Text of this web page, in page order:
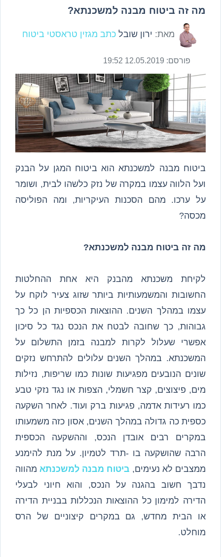
מה זה ביטוח מבנה למשכנתא?
מאת: ירון שובל כתב מגזין טראסטי ביטוח
פורסם: 12.05.2019 19:52
ביטוח מבנה למשכנתא הוא ביטוח המגן על הבנק
ועל הלווה עצמו במקרה של נזק כלשהו לבית, ושומר
על ערכו. מהם הסכנות העיקריות, ומה הפוליסה
מכסה?
מה זה ביטוח מבנה למשכנתא?
לקיחת משכנתא מהבנק היא אחת ההחלטות
החשובות והמשמעותיות ביותר שזוג צעיר לוקח על
עצמו במהלך השנים. ההוצאות הכספיות הן כל כך
גבוהות, כך שחובה לבטח את הנכס נגד כל סיכון
אפשרי שעלול לקרות למבנה בזמן התשלום על
המשכנתא. במהלך השנים עלולים להתרחש נזקים
שונים הנובעים מפגיעות שונות כמו שריפות, נזילות
מים, פיצוצים, קצר חשמלי, הצפות או נגד נזקי טבע
כמו רעידות אדמה, פגיעות ברק ועוד. לאחר השקעה
כספית כה גדולה במהלך השנים, אסון כזה משמעותו
במקרים רבים אובדן הנכס, וההשקעה הכספית
הרבה שהושקעה בו -תרד לטמיון. על מנת להימנע
ממצבים לא נעימים, ביטוח מבנה למשכנתא מהווה
נדבך חשוב בהגנה על הנכס, והוא חיוני לבעלי
הדירה למימון כל ההוצאות הנכללות בבניית הדירה
או הבית מחדש, גם במקרים קיצוניים של הרס
מוחלט.